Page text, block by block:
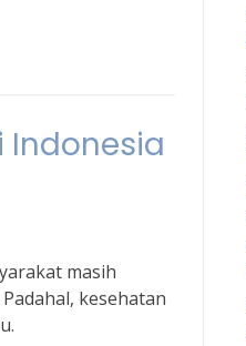
masih
kesehatan